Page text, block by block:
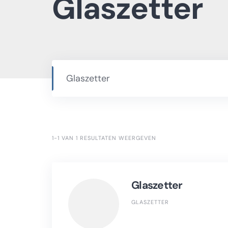
Glaszetter
1-1 VAN 1 RESULTATEN WEERGEVEN
Glaszetter
GLASZETTER